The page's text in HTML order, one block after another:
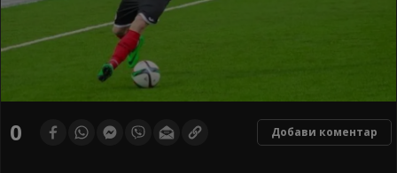
0 Добави коментар